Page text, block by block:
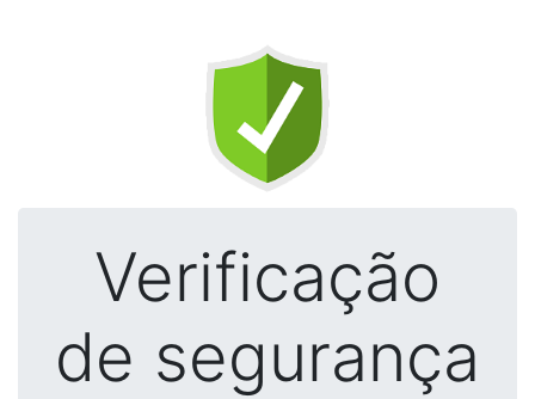
Verificação
de segurança